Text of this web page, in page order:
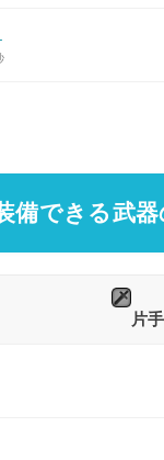
備できる武器
片